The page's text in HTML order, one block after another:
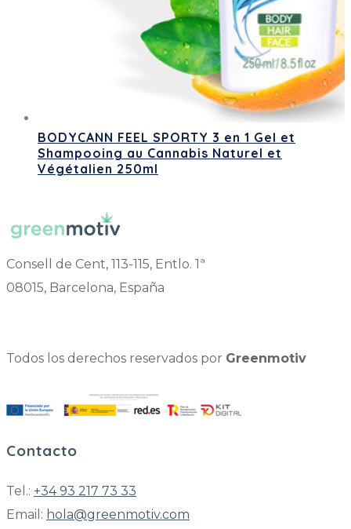
BODYCANN FEEL SPORTY 3 en 1 Gel et
Shampooing au Cannabis Naturel et
Végétalien 250ml
Consell de Cent, 113-115, Entlo. 1ª
08015, Barcelona, España
Todos los derechos reservados por Greenmotiv
Contacto
Tel.: +34 93 217 73 33
Email: hola@greenmotiv.com